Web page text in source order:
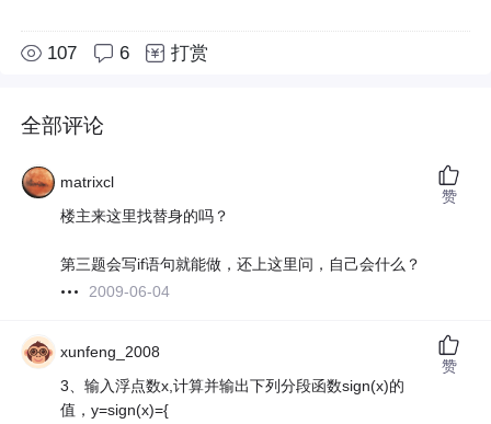
107 6 打赏
全部评论
matrixcl
楼主来这里找替身的吗？
第三题会写if语句就能做，还上这里问，自己会什么？
2009-06-04
赞
xunfeng_2008
3、输入浮点数x,计算并输出下列分段函数sign(x)的
值，y=sign(x)={
赞